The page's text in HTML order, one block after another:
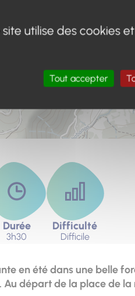
Durée
3h30
Difficulté
Difficile
en été dans une belle
Au départ de la place de
site utilise des cookies
Tout accepter